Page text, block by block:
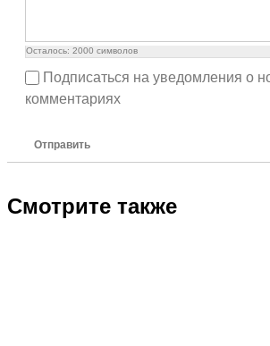
Осталось: 2000 символов
Подписаться на уведомления о
комментариях
Отправить
Смотрите также